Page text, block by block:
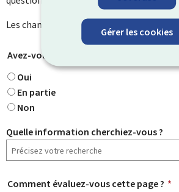
Gérer les cookies
Les champs marqués d’une étoile (
Avez-vous trouvé ce que vous cherchiez ?
Oui
En partie
Non
Quelle information cherchiez-vous ?
Comment évaluez-vous cette page ? *